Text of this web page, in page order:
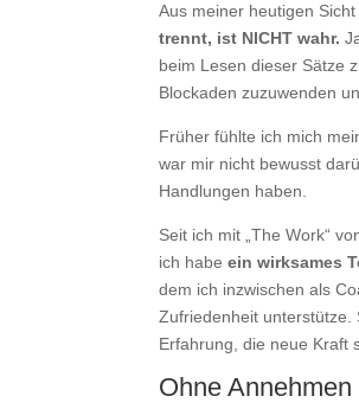
Aus meiner heutigen
trennt, ist NICHT wahr.
beim Lesen dieser Sätze
Blockaden zuzuwenden
Früher fühlte ich mich
war mir nicht bewusst
Handlungen haben.
Seit ich mit „The Work“
ich habeein wirksames
dem ich inzwischen als
Zufriedenheit unterstütze.
Erfahrung, die neue Kraft
Ohne